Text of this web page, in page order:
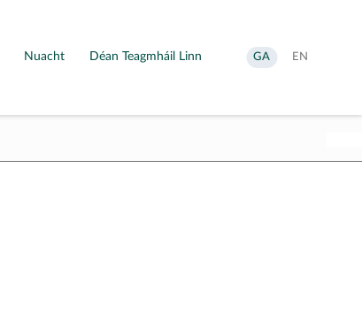
Nuacht Déan Teagmháil Linn
Aistrigh
go
GA
Change
EN